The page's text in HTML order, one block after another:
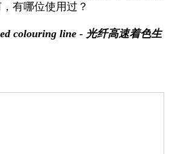
有哪位使用过？
colouring line - 光纤高速着色生